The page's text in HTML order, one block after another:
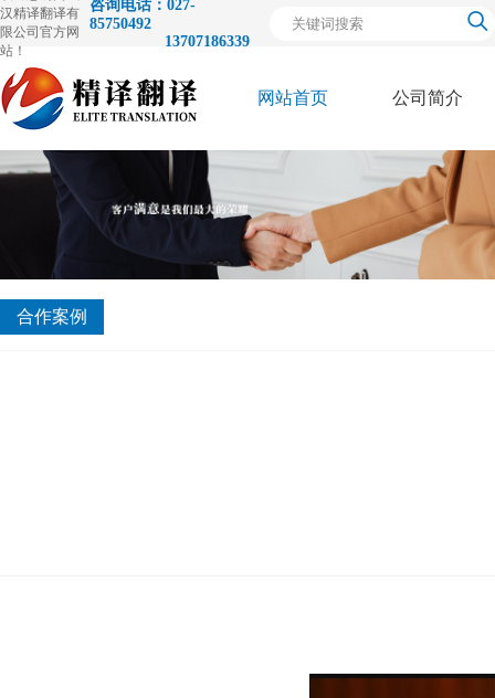
汉精译翻译有
限公司官方网
站！
咨询电话：027-
85750492
13707186339
网站首页 公司简介
关
合作案例